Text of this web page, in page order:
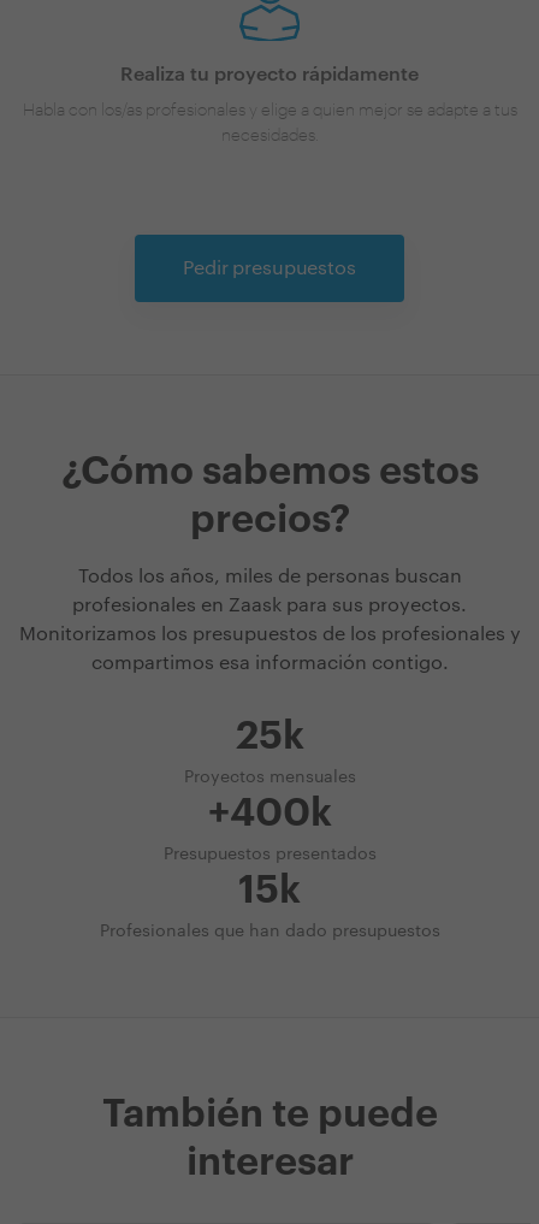
Realiza tu proyecto rápidamente
Habla con los/as profesionales y elige a quien mejor se adapte a tus
necesidades.
Pedir presupuestos
¿Cómo sabemos estos
precios?
Todos los años, miles de personas buscan
profesionales en Zaask para sus proyectos.
Monitorizamos los presupuestos de los profesionales y
compartimos esa información contigo.
25k
Proyectos mensuales
+400k
Presupuestos presentados
15k
Profesionales que han dado presupuestos
También te puede
interesar